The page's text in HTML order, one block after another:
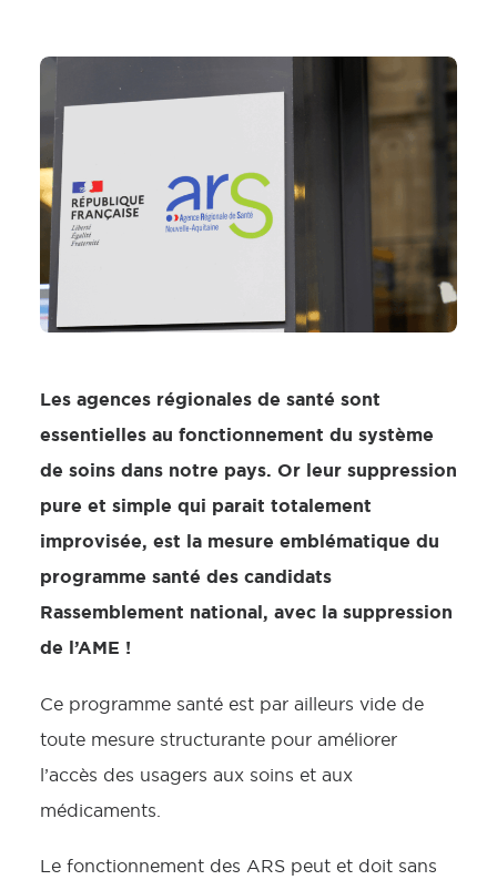
Les agences régionales de santé sont
essentielles au fonctionnement du système
de soins dans notre pays. Or leur suppression
pure et simple qui parait totalement
improvisée, est la mesure emblématique du
programme santé des candidats
Rassemblement national, avec la suppression
de l’AME !
Ce programme santé est par ailleurs vide de
toute mesure structurante pour améliorer
l’accès des usagers aux soins et aux
médicaments.
Le fonctionnement des ARS peut et doit sans